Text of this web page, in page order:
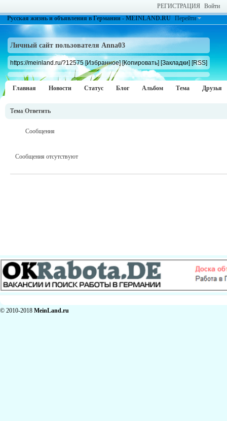
РЕГИСТРАЦИЯ Войти
Русская жизнь и объявления в Германии - MEINLAND.RU Перейти
Личный сайт пользователя Anna03
https://meinland.ru/?12575 [Избранное] [Копировать] [Закладки] [RSS]
Главная Новости Статус Блог Альбом Тема Друзья
Тема Ответить
Сообщения
Сообщения отсутствуют
© 2010-2018 MeinLand.ru